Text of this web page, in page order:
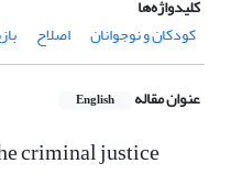
کلیدواژه‌ها
کودکان و نوجوانان
اصلاح
عنوان مقاله English
criminal justice